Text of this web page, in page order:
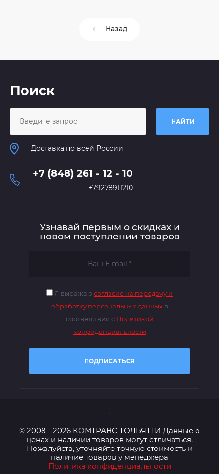
Назад
Поиск
НАЙТИ
+7 (848) 261 - 12 - 10
+79278911210
Доставка по всей России
Узнавай первым о скидках и
новом поступлении товаров
Я выражаюсогласие на передачу и
обработку персональных данныхв
соответствии с Политикой
конфиденциальности
ПОДПИСАТЬСЯ
© 2008 - 2026 КОМТРАНС ТОЛЬЯТТИ Данные о
ценах и наличии товаров могут отличаться.
Пожалуйста, уточняйте точную стоимость и
наличие товаров у менеджера
Политика конфиденциальности